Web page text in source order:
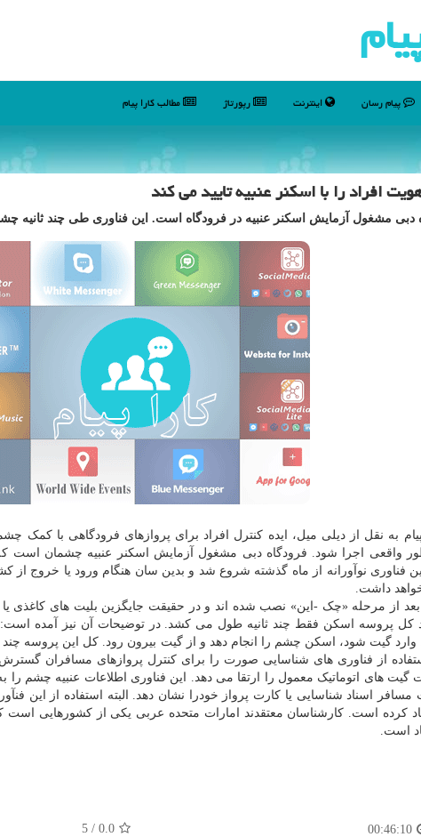
پیام رسان اینترنت رپورتاژ مطالب كارا پیام
افراد را با اسكنر عنبیه تایید می كند
دبی مشغول آزمایش اسکنر عنبیه در فرودگاه است. این فناوری طی چند ثانیه
به نقل از دیلی میل، ایده کنترل افراد برای پروازهای فرودگاهی با کمک
واقعی اجرا شود. فرودگاه دبی مشغول آزمایش اسکنر عنبیه چشمان است که
فناوری نوآورانه از ماه گذشته شروع شد و بدین سان هنگام ورود یا خروج از
داشت.
بعد از مرحله «چک -این» نصب شده اند و در حقیقت جایگزین بلیت های کاغذی یا
کل پروسه اسکن فقط چند ثانیه طول می کشد. در توضیحات آن نیز آمده
وارد گیت شود، اسکن چشم را انجام دهد و از گیت بیرون رود. کل این پروسه چند
از فناوری های شناسایی صورت را برای کنترل پروازهای مسافران گسترش
گیت های اتوماتیک معمول را ارتقا می دهد. این فناوری اطلاعات عنبیه چشم
اسناد شناسایی یا کارت پرواز خودرا نشان دهد. البته استفاده از این
کرده است. کارشناسان معتقدند امارات متحده عربی یکی از کشورهایی است
است.
00:46:10
0.0
/ 5